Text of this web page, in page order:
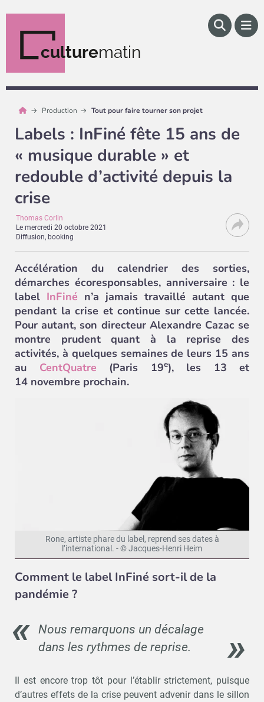
culturematin
Production Tout pour faire tourner son projet
Labels : InFiné fête 15 ans de
« musique durable » et
redouble d’activité depuis la
crise
Thomas Corlin
Lemercredi 20 octobre 2021
Diffusion, booking
Accélération du calendrier des sorties,
démarches écoresponsables, anniversaire : le
label InFiné n’a jamais travaillé autant que
pendant la crise et continue sur cette lancée.
Pour autant, son directeur Alexandre Cazac se
montre prudent quant à la reprise des
activités, à quelques semaines de leurs 15 ans
au CentQuatre (Paris 19e), les 13 et
14 novembre prochain.
Rone, artiste phare du label, reprend ses dates à
l’international. - © Jacques-Henri Heim
Comment le label InFiné sort-il de la
pandémie ?
Nous remarquons un décalage
dans les rythmes de reprise.
Il est encore trop tôt pour l’établir strictement, puisque
d’autres effets de la crise peuvent advenir dans le sillon